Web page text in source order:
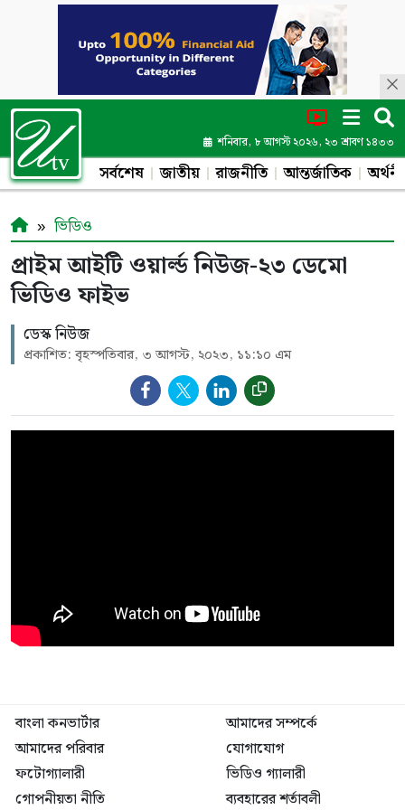
শনিবার, ৮ আগস্ট ২০২৬, ২৩ শ্রাবণ ১৪৩৩
সর্বশেষ জাতীয় রাজনীতি আন্তর্জাতিক
ভিডিও
প্রাইম আইটি ওয়ার্ল্ড নিউজ-২৩ ডেমো
ভিডিও ফাইভ
ডেস্ক নিউজ
প্রকাশিত: বৃহস্পতিবার, ৩ আগস্ট, ২০২৩, ১১:১০ এম
বাংলা কনভার্টার
আমাদের সম্পর্কে
আমাদের পরিবার
যোগাযোগ
ফটোগ্যালারী
ভিডিও গ্যালারী
গোপনীয়তা নীতি
ব্যবহারের শর্তাবলী